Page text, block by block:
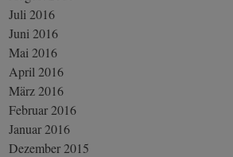
Juli 2016
Juni 2016
Mai 2016
April 2016
März 2016
Februar 2016
Januar 2016
Dezember 2015